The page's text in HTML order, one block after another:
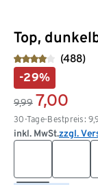
Top,
(488)
-29%
9,99 7,00
30-Tage-Bestpreis:
inkl. MwSt.zzgl.